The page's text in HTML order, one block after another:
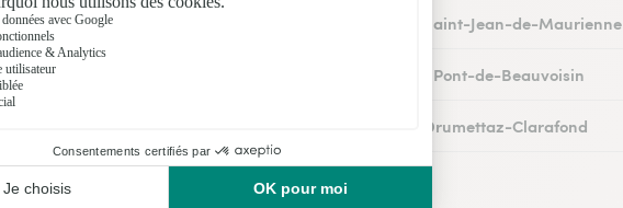
Fleuristes à Saint-Jean-de-Maurienne
Fleuristes au Pont-de-Beauvoisin
Fleuristes à Drumettaz-Clarafond
Nos fleuristes à Saint-Pierre-de-Soucy